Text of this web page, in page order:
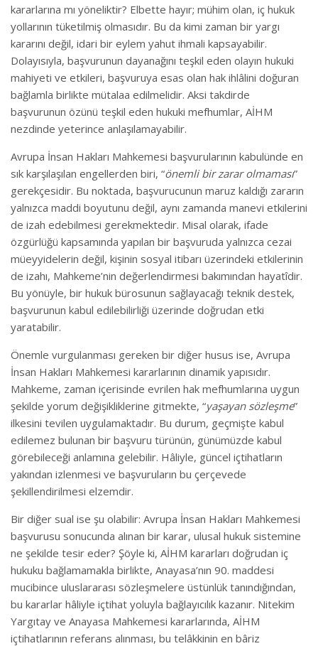
kararlarına mı yöneliktir? Elbette hayır; mühim olan, iç hukuk
yollarının tüketilmiş olmasıdır. Bu da kimi zaman bir yargı
kararını değil, idari bir eylem yahut ihmali kapsayabilir.
Dolayısıyla, başvurunun dayanağını teşkil eden olayın hukuki
mahiyeti ve etkileri, başvuruya esas olan hak ihlâlini doğuran
bağlamla birlikte mütalaa edilmelidir. Aksi takdirde
başvurunun özünü teşkil eden hukuki mefhumlar, AİHM
nezdinde yeterince anlaşılamayabilir.
Avrupa İnsan Hakları Mahkemesi başvurularının kabulünde en
sık karşılaşılan engellerden biri, “önemli bir zarar olmaması”
gerekçesidir. Bu noktada, başvurucunun maruz kaldığı zararın
yalnızca maddi boyutunu değil, aynı zamanda manevi etkilerini
de izah edebilmesi gerekmektedir. Misal olarak, ifade
özgürlüğü kapsamında yapılan bir başvuruda yalnızca cezai
müeyyidelerin değil, kişinin sosyal itibarı üzerindeki etkilerinin
de izahı, Mahkeme’nin değerlendirmesi bakımından hayatîdir.
Bu yönüyle, bir hukuk bürosunun sağlayacağı teknik destek,
başvurunun kabul edilebilirliği üzerinde doğrudan etki
yaratabilir.
Önemle vurgulanması gereken bir diğer husus ise, Avrupa
İnsan Hakları Mahkemesi kararlarının dinamik yapısıdır.
Mahkeme, zaman içerisinde evrilen hak mefhumlarına uygun
şekilde yorum değişikliklerine gitmekte, “yaşayan sözleşme”
ilkesini tevilen uygulamaktadır. Bu durum, geçmişte kabul
edilemez bulunan bir başvuru türünün, günümüzde kabul
görebileceği anlamına gelebilir. Hâliyle, güncel içtihatların
yakından izlenmesi ve başvuruların bu çerçevede
şekillendirilmesi elzemdir.
Bir diğer sual ise şu olabilir: Avrupa İnsan Hakları Mahkemesi
başvurusu sonucunda alınan bir karar, ulusal hukuk sistemine
ne şekilde tesir eder? Şöyle ki, AİHM kararları doğrudan iç
hukuku bağlamamakla birlikte, Anayasa’nın 90. maddesi
mucibince uluslararası sözleşmelere üstünlük tanındığından,
bu kararlar hâliyle içtihat yoluyla bağlayıcılık kazanır. Nitekim
Yargıtay ve Anayasa Mahkemesi kararlarında, AİHM
içtihatlarının referans alınması, bu telâkkinin en bâriz